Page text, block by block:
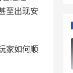
至出现安
家如何顺